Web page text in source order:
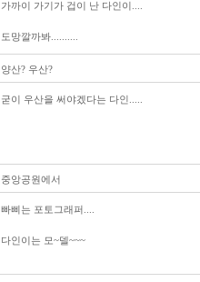
가까이 가기가 겁이 난 다인이....
도망깔까봐..........
양산? 우산?
굳이 우산을 써야겠다는 다인.....
중앙공원에서
빠삐는 포토그래퍼....
다인이는 모~델~~~